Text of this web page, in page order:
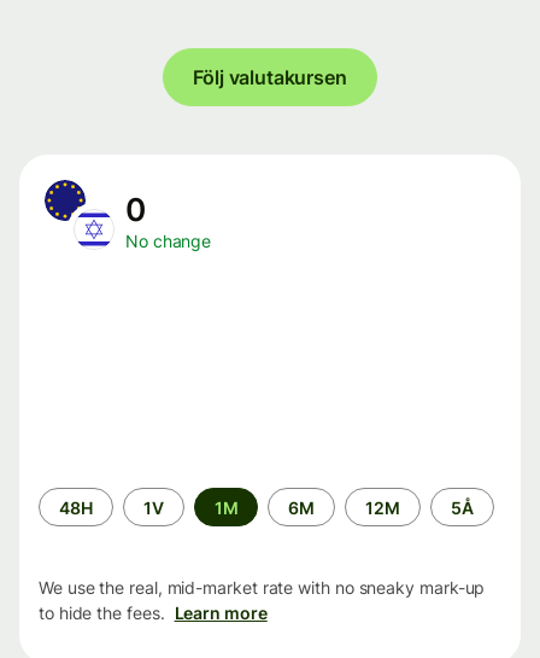
Följ valutakursen
0
No change
Time
period
48H 1V 1M 6M 12M 5Å
We use the real, mid-market rate with no sneaky mark-up
to hide the fees. Learn more